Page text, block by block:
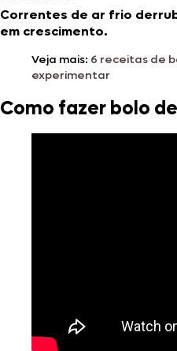
Correntes de ar frio
em crescimento.
Veja mais: 6 receitas de
experimentar
Como fazer bolo